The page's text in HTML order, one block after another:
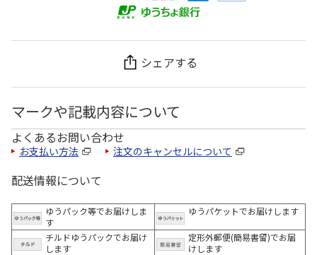
シェアする
マークや記載内容について
よくあるお問い合わせ
お支払い方法 注文のキャンセルについて
配送情報について
ゆうパック等でお届けしま
す
ゆうパケットでお届けします
チルドゆうパックでお届け
します
定形外郵便(簡易書留)でお届
けします